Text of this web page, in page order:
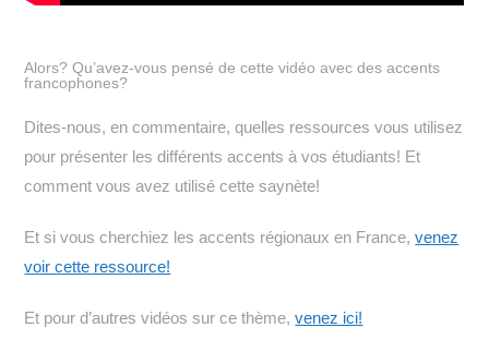
Alors? Qu’avez-vous pensé de cette vidéo avec des accents
francophones?
Dites-nous, en commentaire, quelles ressources vous utilisez
pour présenter les différents accents à vos étudiants! Et
comment vous avez utilisé cette saynète!
Et si vous cherchiez les accents régionaux en France,venez
voir cette ressource!
Et pour d’autres vidéos sur ce thème,venez ici!